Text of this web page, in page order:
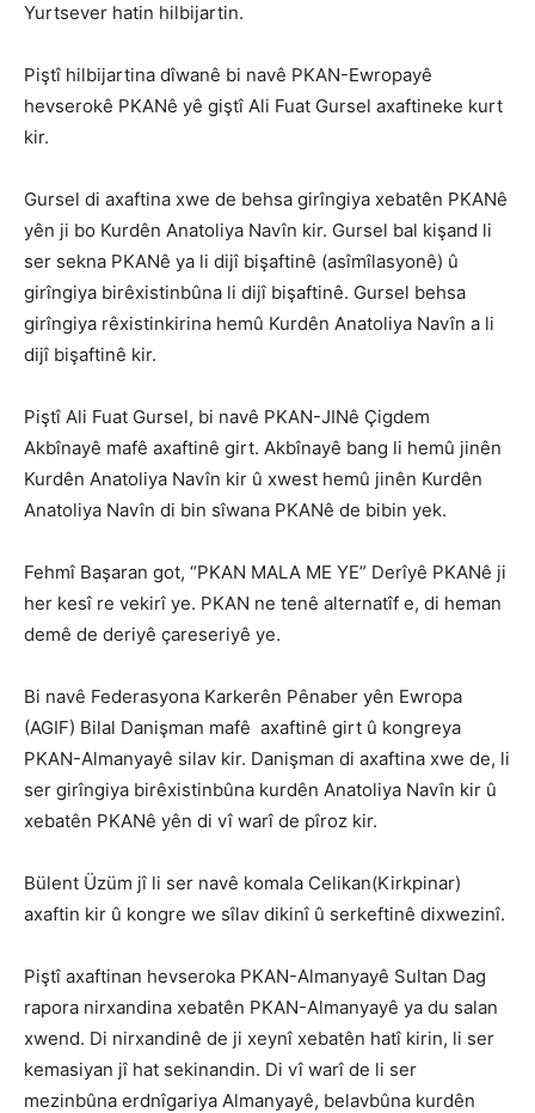
Yurtsever hatin hilbijartin.
Piştî hilbijartina dîwanê bi navê PKAN-Ewropayê
hevserokê PKANê yê giştî Ali Fuat Gursel axaftineke kurt
kir.
Gursel di axaftina xwe de behsa girîngiya xebatên PKANê
yên ji bo Kurdên Anatoliya Navîn kir. Gursel bal kişand li
ser sekna PKANê ya li dijî bişaftinê (asîmîlasyonê) û
girîngiya birêxistinbûna li dijî bişaftinê. Gursel behsa
girîngiya rêxistinkirina hemû Kurdên Anatoliya Navîn a li
dijî bişaftinê kir.
Piştî Ali Fuat Gursel, bi navê PKAN-JINê Çigdem
Akbînayê mafê axaftinê girt. Akbînayê bang li hemû jinên
Kurdên Anatoliya Navîn kir û xwest hemû jinên Kurdên
Anatoliya Navîn di bin sîwana PKANê de bibin yek.
Fehmî Başaran got, “PKAN MALA ME YE” Derîyê PKANê ji
her kesî re vekirî ye. PKAN ne tenê alternatîf e, di heman
demê de deriyê çareseriyê ye.
Bi navê Federasyona Karkerên Pênaber yên Ewropa
(AGIF) Bilal Danişman mafê axaftinê girt û kongreya
PKAN-Almanyayê silav kir. Danişman di axaftina xwe de, li
ser girîngiya birêxistinbûna kurdên Anatoliya Navîn kir û
xebatên PKANê yên di vî warî de pîroz kir.
Bülent Üzüm jî li ser navê komala Celikan(Kirkpinar)
axaftin kir û kongre we sîlav dikinî û serkeftinê dixwezinî.
Piştî axaftinan hevseroka PKAN-Almanyayê Sultan Dag
rapora nirxandina xebatên PKAN-Almanyayê ya du salan
xwend. Di nirxandinê de ji xeynî xebatên hatî kirin, li ser
kemasiyan jî hat sekinandin. Di vî warî de li ser
mezinbûna erdnîgariya Almanyayê, belavbûna kurdên